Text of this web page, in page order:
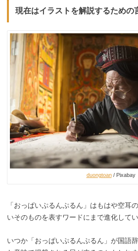
現在はイラストを解説するための
duongtoan/ Pixabay
「おっぱいぷるんぷるん」はもはや空耳
いそのものを表すワードにまで進化してい
いつか「おっぱいぷるんぷるん」が国語